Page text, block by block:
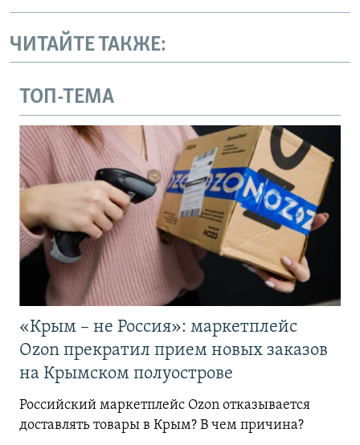
ЧИТАЙТЕ ТАКЖЕ:
ТОП-ТЕМА
«Крым – не Россия»: маркетплейс
Ozon прекратил прием новых заказов
на Крымском полуострове
Российский маркетплейс Ozon отказывается
доставлять товары в Крым? В чем причина?